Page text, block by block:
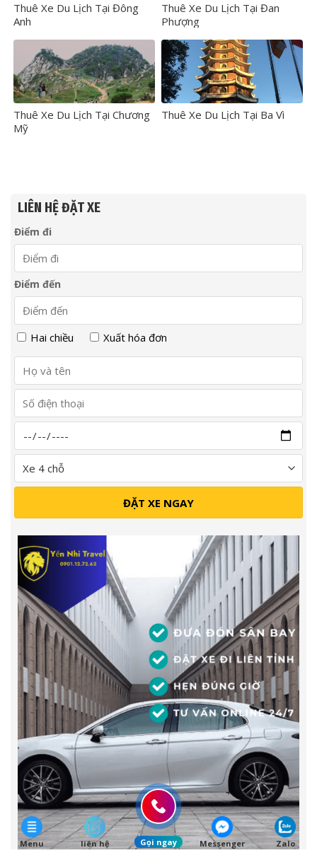
Thuê Xe Du Lịch Tại Đông
Anh
Thuê Xe Du Lịch Tại Đan
Phượng
Thuê Xe Du Lịch Tại Chương
Mỹ
Thuê Xe Du Lịch Tại Ba Vì
LIÊN HỆ ĐẶT XE
Điểm đi
Điểm đến
Hai chiều Xuất hóa đơn
Menu liên hệ Gọi ngay Messenger Zalo